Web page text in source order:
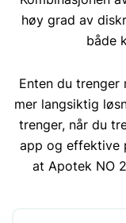
høy grad av
både
Enten du trenger
mer langsiktig
trenger, når du
app og effektive
at Apotek NO